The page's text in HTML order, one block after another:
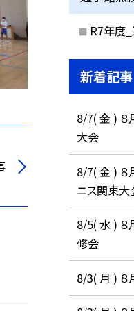
R7年度
新着記事
8/7( 金 ) ８
大会
8/7( 金 ) ８
ニス関東大
8/5( 水 ) ８
修会
8/3( 月 ) ８